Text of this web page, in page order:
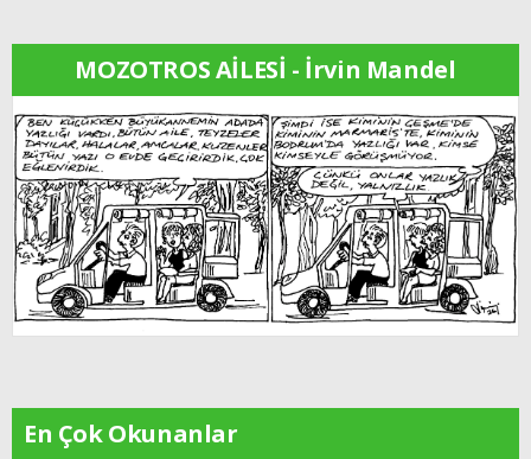
MOZOTROS AİLESİ - İrvin Mandel
En Çok Okunanlar